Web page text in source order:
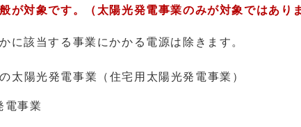
対象です。（太陽光発電事業のみが対象ではありま
に該当する事業にかかる電源は除きます。
太陽光発電事業（住宅用太陽光発電事業）
電事業